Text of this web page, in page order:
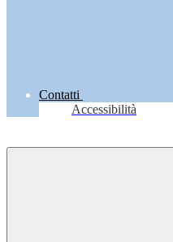
Contatti
Accessibilità